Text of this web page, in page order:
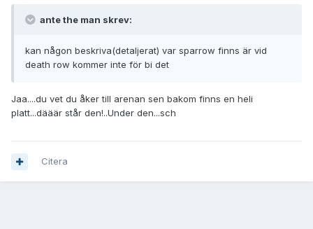
ante the man skrev:
kan någon beskriva(detaljerat) var sparrow finns är vid
death row kommer inte för bi det
Jaa....du vet du åker till arenan sen bakom finns en heli
platt...dääär står den!..Under den...sch
Citera